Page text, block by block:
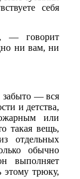
себя
— говорит
ни вам, ни
забыто — вся
и детства,
или
такая вещь,
отдельных
обычно
выполняет
этому трюку,